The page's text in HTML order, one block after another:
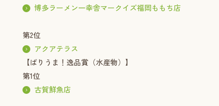
博多ラーメン一幸舎マークイズ福岡ももち店
第2位
アクアテラス
【ばりうま！逸品賞（水産物）】
第1位
古賀鮮魚店